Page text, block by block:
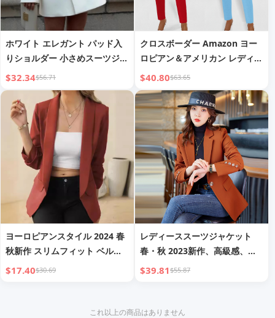
ホワイト エレガント パッド入
りショルダー 小さめスーツジャ
ケット レディース ラペル ポケ
ット 通勤
$32.34$56.71
クロスボーダー Amazon ヨー
ロピアン＆アメリカン レディー
スファッション Temu 2024年
秋冬 在庫あり ファッション 長
袖 小さいスーツセット 3点セッ
$40.80$63.65
ヨーロピアンスタイル 2024 春
秋新作 スリムフィット ベルト
付き スリム カジュアル 気質 プ
$17.40$30.69
レディーススーツジャケット
春・秋 2023新作、高級感、小
柄、カジュアル、レディース ス
$39.81$55.87
これ以上の商品はありません